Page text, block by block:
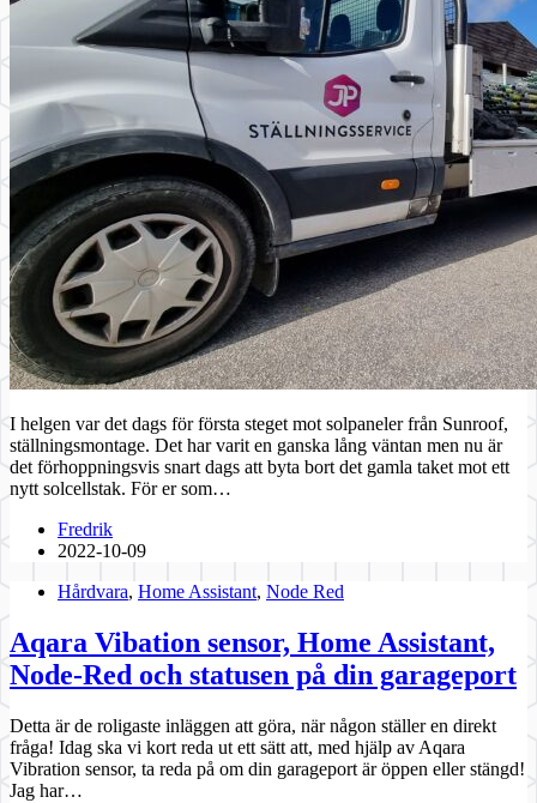
I helgen var det dags för första steget mot solpaneler från Sunroof,
ställningsmontage. Det har varit en ganska lång väntan men nu är
det förhoppningsvis snart dags att byta bort det gamla taket mot ett
nytt solcellstak. För er som…
Fredrik
2022-10-09
Hårdvara, Home Assistant, Node Red
Aqara Vibation sensor, Home Assistant,
Node-Red och statusen på din garageport
Detta är de roligaste inläggen att göra, när någon ställer en direkt
fråga! Idag ska vi kort reda ut ett sätt att, med hjälp av Aqara
Vibration sensor, ta reda på om din garageport är öppen eller stängd!
Jag har…